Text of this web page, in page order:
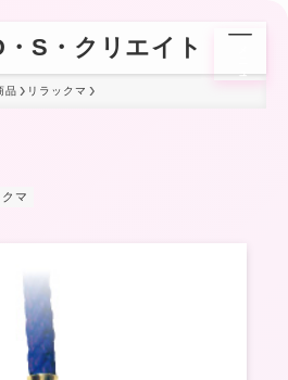
S・クリエイト
ュ
品 リラックマ
クマ